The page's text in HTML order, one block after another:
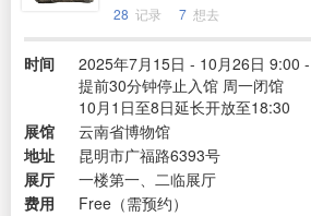
28 记录 7 想去
时间
2025年7月15日 - 10月26日 9:00
提前30分钟停止入馆 周一闭馆
10月1日至8日延长开放至18:30
展馆
云南省博物馆
地址
昆明市广福路6393号
展厅
一楼第一、二临展厅
费用
Free（需预约）